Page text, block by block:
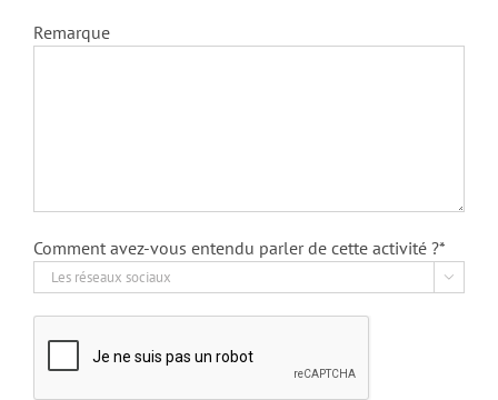
Remarque
Comment avez-vous entendu parler de cette activité ?*
